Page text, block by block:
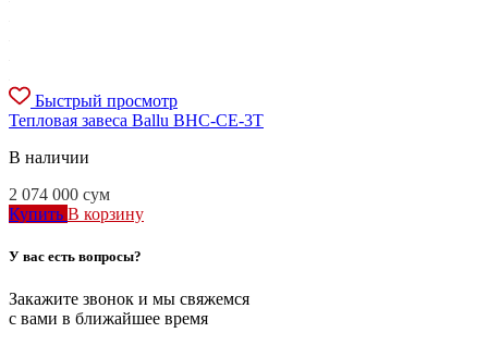
Быстрый просмотр
Тепловая завеса Ballu BHC-CE-3T
В наличии
2 074 000 сум
Купить В корзину
У вас есть вопросы?
Закажите звонок и мы свяжемся
с вами в ближайшее время